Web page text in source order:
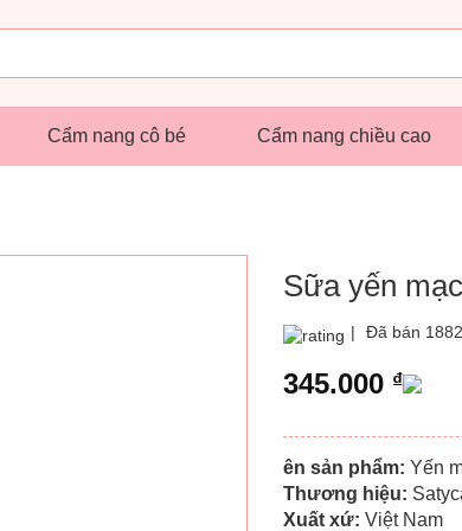
Cẩm nang cô bé Cẩm nang chiều cao
Sữa yến
| Đã bán 1882
345.000 ₫
ên sản phẩm: Yến
Thương hiệu:
Xuất xứ: Việt Nam